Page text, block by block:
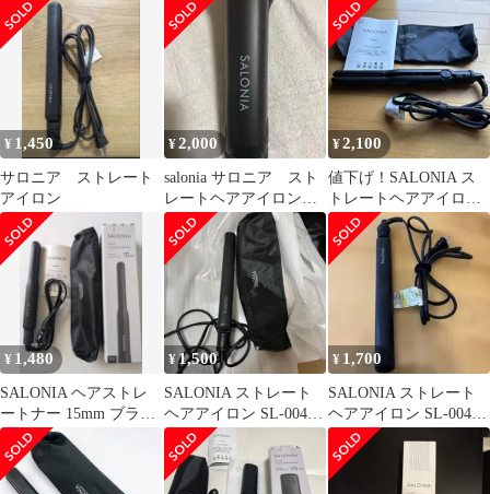
¥ 1,450
サロニア ストレート
アイロン
¥2,000
salonia サロニア スト
レートヘアアイロン
35mm
¥2,100
値下げ！SALONIA ス
トレートヘアアイロン
本体
¥ 1,480
SALONIA ヘアストレ
ートナー 15mm ブラッ
ク
¥1,500
SALONIA ストレート
ヘアアイロン SL-004S
本体+ポーチ
¥ 1,700
SALONIA ストレート
ヘアアイロン SL-004S
本体